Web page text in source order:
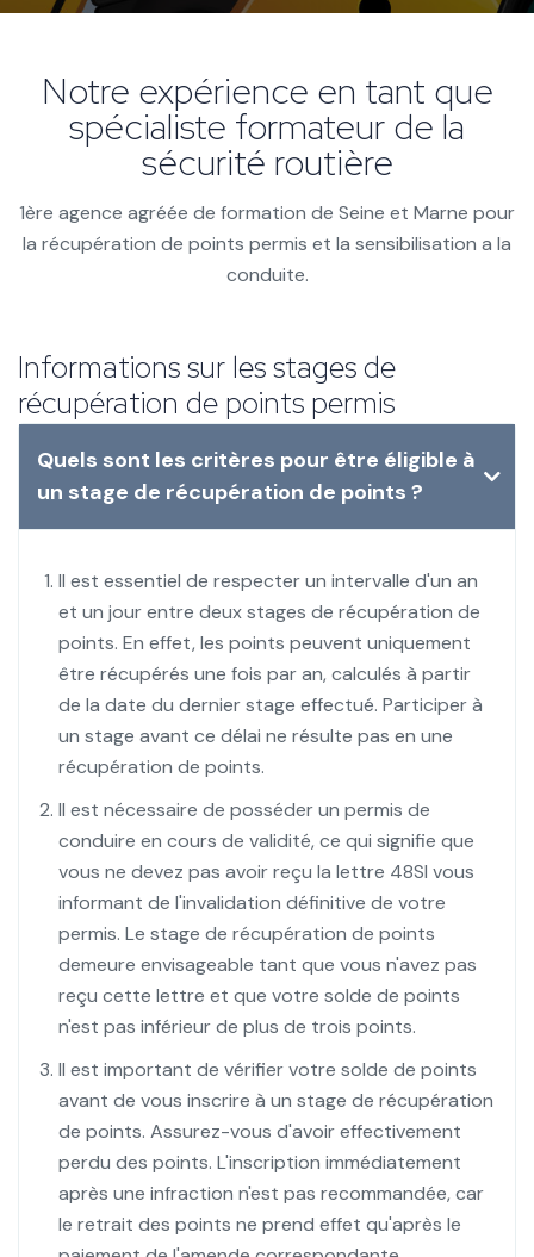
Notre expérience en tant que
spécialiste formateur de la
sécurité routière
1ère agence agréée de formation de Seine et Marne pour
la récupération de points permis et la sensibilisation a la
conduite.
Informations sur les stages de
récupération de points permis
Quels sont les critères pour être éligible à
un stage de récupération de points ?
Il est essentiel de respecter un intervalle d'un an
et un jour entre deux stages de récupération de
points. En effet, les points peuvent uniquement
être récupérés une fois par an, calculés à partir
de la date du dernier stage effectué. Participer à
un stage avant ce délai ne résulte pas en une
récupération de points.
Il est nécessaire de posséder un permis de
conduire en cours de validité, ce qui signifie que
vous ne devez pas avoir reçu la lettre 48SI vous
informant de l'invalidation définitive de votre
permis. Le stage de récupération de points
demeure envisageable tant que vous n'avez pas
reçu cette lettre et que votre solde de points
n'est pas inférieur de plus de trois points.
Il est important de vérifier votre solde de points
avant de vous inscrire à un stage de récupération
de points. Assurez-vous d'avoir effectivement
perdu des points. L'inscription immédiatement
après une infraction n'est pas recommandée, car
le retrait des points ne prend effet qu'après le